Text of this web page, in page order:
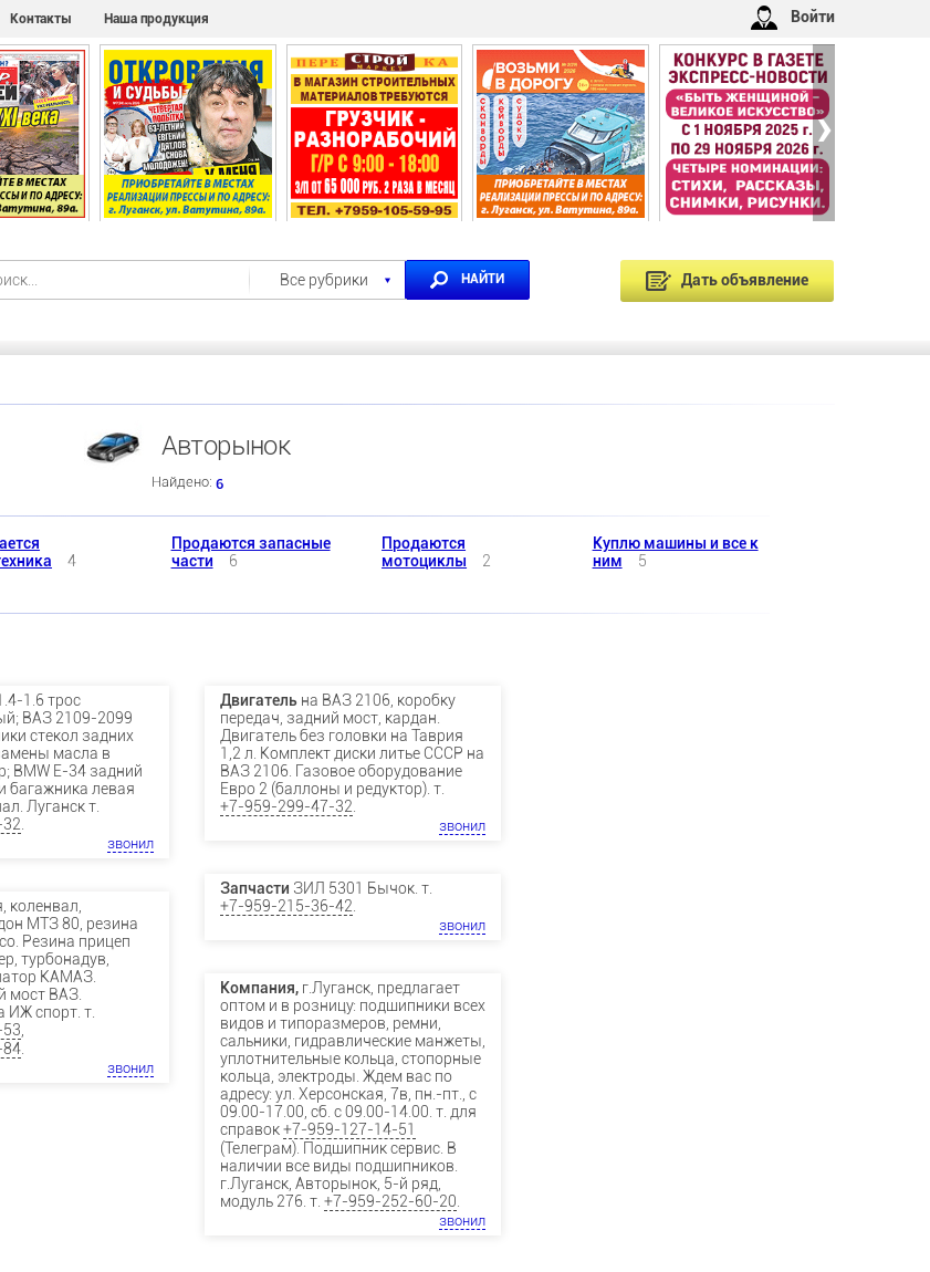
Контакты Наша продукция Войти
›
Все рубрики НАЙТИ Дать объявление
Авторынок
Найдено: 6
4
Продаются запасные
части
6
Продаются
мотоциклы
2
Куплю машины и все к
ним
5
1.6 трос
ВАЗ 2109-2099
стекол задних
масла в
BMW E-34 задний
левая
Луганск т.
звонил
коленвал,
МТЗ 80, резина
Резина прицеп
турбонадув,
КАМАЗ.
мост ВАЗ.
ИЖ спорт. т.
.
звонил
Двигатель на ВАЗ 2106, коробку
передач, задний мост, кардан.
Двигатель без головки на Таврия
1,2 л. Комплект диски литье СССР на
ВАЗ 2106. Газовое оборудование
Евро 2 (баллоны и редуктор). т.
+7-959-299-47-32
звонил
Запчасти ЗИЛ 5301 Бычок. т.
+7-959-215-36-42
звонил
Компания, г.Луганск, предлагает
оптом и в розницу: подшипники всех
видов и типоразмеров, ремни,
сальники, гидравлические манжеты,
уплотнительные кольца, стопорные
кольца, электроды. Ждем вас по
адресу: ул. Херсонская, 7в, пн.-пт., с
09.00-17.00, сб. с 09.00-14.00. т. для
справок+7-959-127-14-51
(Телеграм). Подшипник сервис. В
наличии все виды подшипников.
г.Луганск, Авторынок, 5-й ряд,
модуль 276. т.+7-959-252-60-20
звонил